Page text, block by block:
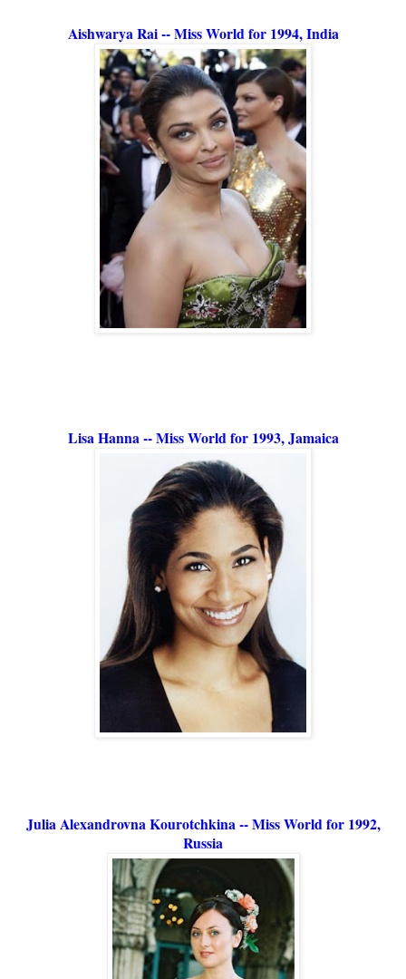
Aishwarya Rai -- Miss World for 1994, India
Lisa Hanna -- Miss World for 1993, Jamaica
Julia Alexandrovna Kourotchkina -- Miss World for 1992,
Russia